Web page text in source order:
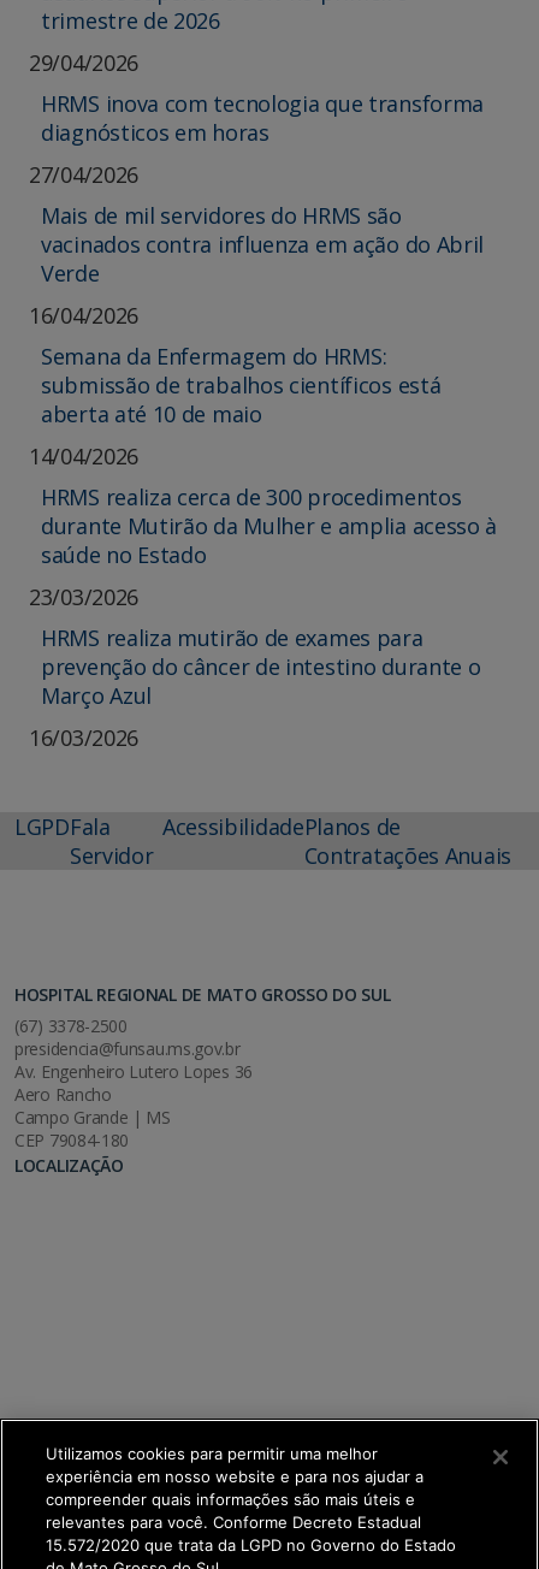
trimestre de 2026
29/04/2026
HRMS inova com tecnologia que transforma
diagnósticos em horas
27/04/2026
Mais de mil servidores do HRMS são
vacinados contra influenza em ação do Abril
Verde
16/04/2026
Semana da Enfermagem do HRMS:
submissão de trabalhos científicos está
aberta até 10 de maio
14/04/2026
HRMS realiza cerca de 300 procedimentos
durante Mutirão da Mulher e amplia acesso à
saúde no Estado
23/03/2026
HRMS realiza mutirão de exames para
prevenção do câncer de intestino durante o
Março Azul
16/03/2026
LGPDFala
Servidor
AcessibilidadePlanos de
Contratações Anuais
HOSPITAL REGIONAL DE MATO GROSSO DO SUL
(67) 3378-2500
presidencia@funsau.ms.gov.br
Av. Engenheiro Lutero Lopes 36
Aero Rancho
Campo Grande | MS
CEP 79084-180
LOCALIZAÇÃO
Utilizamos cookies para permitir uma melhor
experiência em nosso website e para nos ajudar a
compreender quais informações são mais úteis e
relevantes para você. Conforme Decreto Estadual
15.572/2020 que trata da LGPD no Governo do Estado